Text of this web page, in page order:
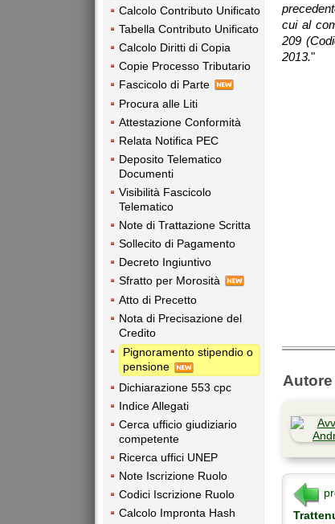
Calcolo Contributo Unificato
Tabella Contributo Unificato
Calcolo Diritti di Copia
Copie Processo Tributario
Fascicolo di Parte
Procura alle Liti
Attestazione Conformità
Relata Notifica PEC
Deposito Telematico
Documenti
Visibilità Fascicolo
Telematico
Note di Trattazione Scritta
Sollecito di Pagamento
Decreto Ingiuntivo
Sfratto per Morosità
Atto di Precetto
Nota di Precisazione del
Credito
Pignoramento stipendio o
pensione
Dichiarazione 553 cpc
Indice Allegati
Cerca ufficio giudiziario
competente
Ricerca uffici UNEP
Note Iscrizione Ruolo
Codici Iscrizione Ruolo
Calcolo Impronta Hash
cui al
209
2013."